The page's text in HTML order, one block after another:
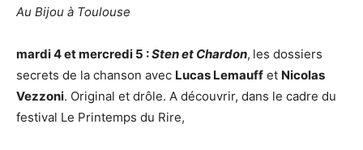
Au Bijou à Toulouse
mardi 4 et mercredi 5 :Sten et Chardon, les dossiers
secrets de la chanson avec Lucas Lemauff et Nicolas
Vezzoni. Original et drôle. A découvrir, dans le cadre du
festival Le Printemps du Rire,